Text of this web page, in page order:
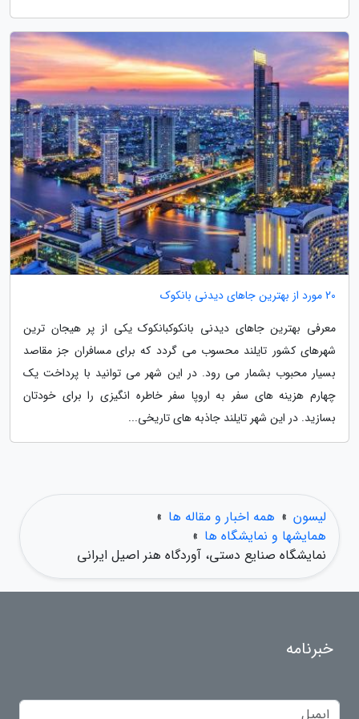
20 مورد از بهترین جاهای دیدنی بانکوک
معرفی بهترین جاهای دیدنی بانکوکبانکوک یکی از پر هیجان ترین
شهرهای کشور تایلند محسوب می گردد که برای مسافران جز مقاصد
بسیار محبوب بشمار می رود. در این شهر می توانید با پرداخت یک
چهارم هزینه های سفر به اروپا سفر خاطره انگیزی را برای خودتان
بسازید. در این شهر تایلند جاذبه های تاریخی...
لیسون » همه اخبار و مقاله ها »
همایشها و نمایشگاه ها »
نمایشگاه صنایع دستی، آوردگاه هنر اصیل ایرانی
خبرنامه